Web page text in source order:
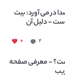
در می آورد: بیت
- دلیل آن
۲ ۰
است؟ - معرفی صفحه